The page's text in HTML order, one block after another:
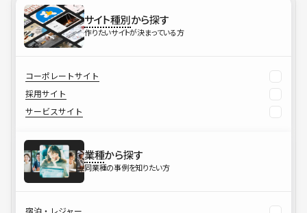
サイト種別から探す
作りたいサイトが決まっている方
コーポレートサイト
採用サイト
サービスサイト
業種から探す
同業種の事例を知りたい方